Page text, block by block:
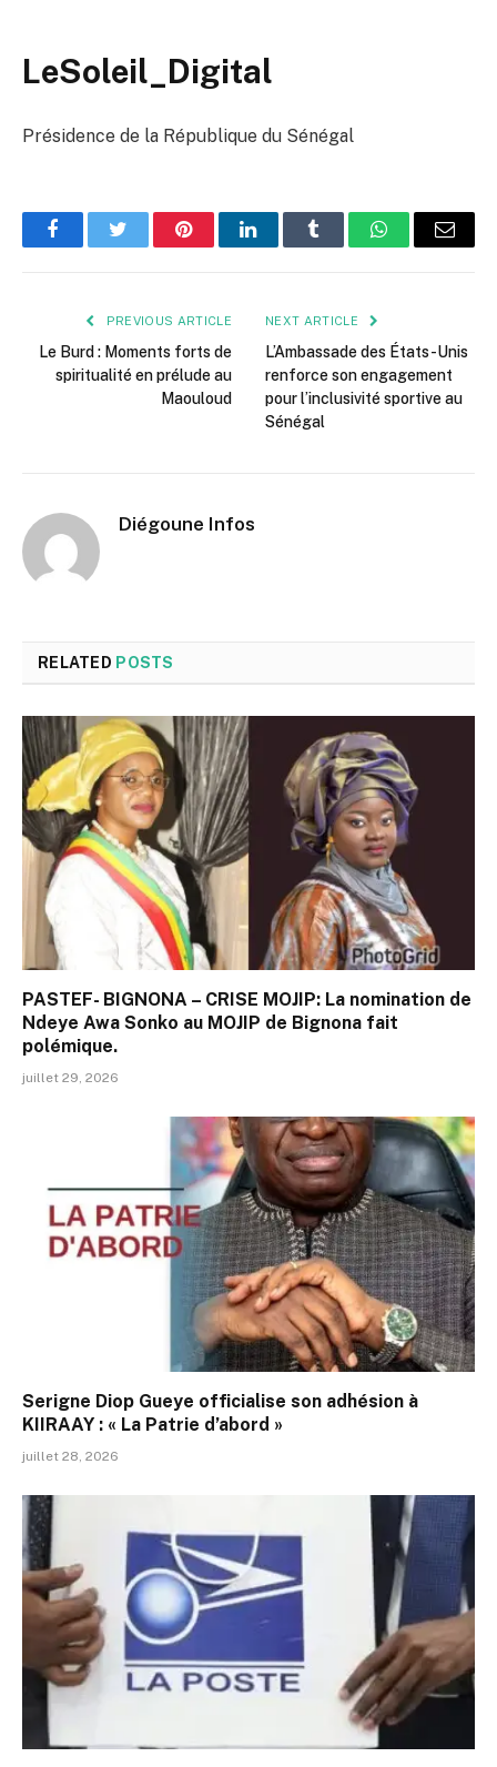
LeSoleil_Digital
Présidence de la République du Sénégal
FacebookTwitter PinterestLinkedInTumblr WhatsAppEmail
PREVIOUS ARTICLE
Le Burd : Moments forts de
spiritualité en prélude au
Maouloud
NEXT ARTICLE
L’Ambassade des États-Unis
renforce son engagement
pour l’inclusivité sportive au
Sénégal
Diégoune Infos
RELATED POSTS
PASTEF- BIGNONA – CRISE MOJIP: La nomination de
Ndeye Awa Sonko au MOJIP de Bignona fait
polémique.
juillet 29, 2026
Serigne Diop Gueye officialise son adhésion à
KIIRAAY : « La Patrie d’abord »
juillet 28, 2026